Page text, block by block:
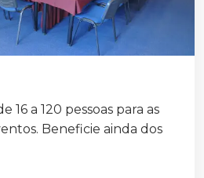
16 a 120 pessoas para as
Beneficie ainda dos